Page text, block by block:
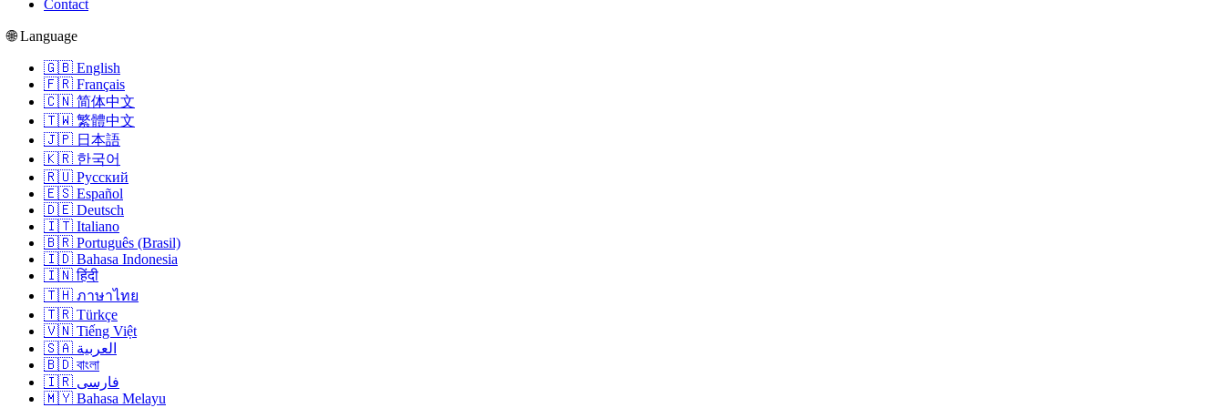
Contact
🌐 Language
🇬🇧 English
🇫🇷 Français
🇨🇳 简体中文
🇹🇼 繁體中文
🇯🇵 日本語
🇰🇷 한국어
🇷🇺 Русский
🇪🇸 Español
🇩🇪 Deutsch
🇮🇹 Italiano
🇧🇷 Português (Brasil)
🇮🇩 Bahasa Indonesia
🇮🇳 हिंदी
🇹🇭 ภาษาไทย
🇹🇷 Türkçe
🇻🇳 Tiếng Việt
🇸🇦 العربية
🇧🇩 বাংলা
🇮🇷 فارسی
🇲🇾 Bahasa Melayu